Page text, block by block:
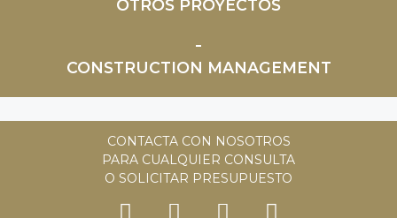
OTROS PROYECTOS
CONSTRUCTION MANAGEMENT
CONTACTA CON NOSOTROS
PARA CUALQUIER CONSULTA
O SOLICITAR PRESUPUESTO